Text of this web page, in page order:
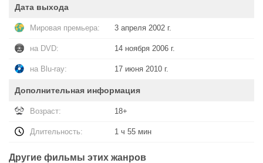
Дата выхода
Мировая премьера: 3 апреля 2002 г.
на DVD: 14 ноября 2006 г.
на Blu-ray: 17 июня 2010 г.
Дополнительная информация
Возраст: 18+
Длительность: 1 ч 55 мин
Другие фильмы этих жанров